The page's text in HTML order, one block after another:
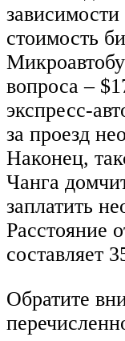
зависимости
стоимость
вопроса –
экспресс-
за проезд
Наконец,
Чанга
заплатить
Расстояние
составляет
Обратите